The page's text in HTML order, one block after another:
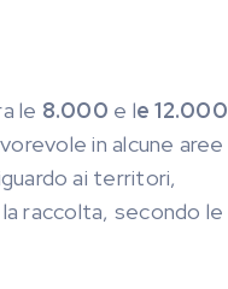
le 8.000 e le 12.000
in alcune aree
ai territori,
raccolta, secondo le